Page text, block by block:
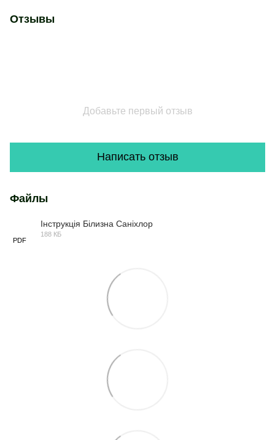
Отзывы
Добавьте первый отзыв
Написать отзыв
Файлы
PDF
Інструкція Білизна Саніхлор
188 КБ